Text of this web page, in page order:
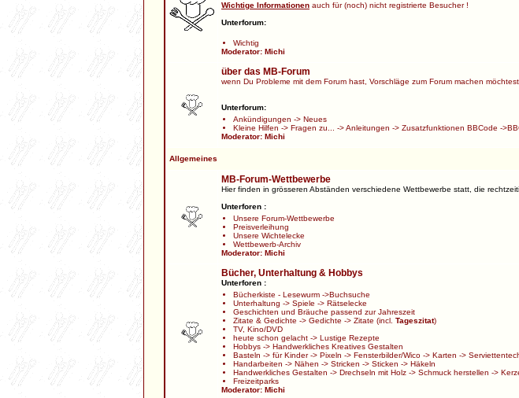
Wichtige Informationen auch für (noch) nicht registrierte Besucher !
Unterforum:
Wichtig
Moderator: Michi
über das MB-Forum
wenn Du Probleme mit dem Forum hast, Vorschläge zum Forum machen möchtest
Unterforum:
Ankündigungen -> Neues
Kleine Hilfen -> Fragen zu... ->Anleitungen -> Zusatzfunktionen BBCode ->
Moderator: Michi
Allgemeines
MB-Forum-Wettbewerbe
Hier finden in grösseren Abständen verschiedene Wettbewerbe statt, die
Unterforen :
Unsere Forum-Wettbewerbe
Preisverleihung
Unsere Wichtelecke
Wettbewerb-Archiv
Moderator: Michi
Bücher, Unterhaltung & Hobbys
Unterforen :
Bücherkiste - Lesewurm ->Buchsuche
Unterhaltung -> Spiele -> Rätselecke
Geschichten und Bräuche passend zur Jahreszeit
Zitate & Gedichte -> Gedichte -> Zitate (incl. Tageszitat)
TV, Kino/DVD
heute schon gelacht -> Lustige Rezepte
Hobbys -> Handwerkliches Kreatives Gestalten
Basteln -> für Kinder-> Pixeln -> Fensterbilder/Wico -> Karten ->
Handarbeiten -> Nähen -> Stricken -> Sticken -> Häkeln
Handwerkliches Gestalten -> Drechseln mit Holz -> Schmuck herstellen ->
Freizeitparks
Moderator: Michi